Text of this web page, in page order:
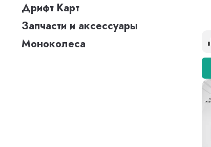
Дрифт Карт
Запчасти и аксессуары
Моноколеса